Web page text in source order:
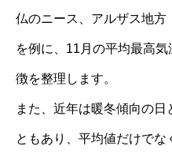
仏のニース、アルザス地
を例に、11月の平均最高
徴を整理します。
また、近年は暖冬傾向の日
ともあり、平均値だけで